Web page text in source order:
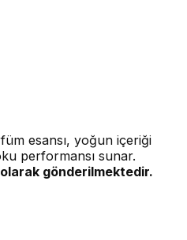
esansı, yoğun içeriği
performansı sunar.
gönderilmektedir.